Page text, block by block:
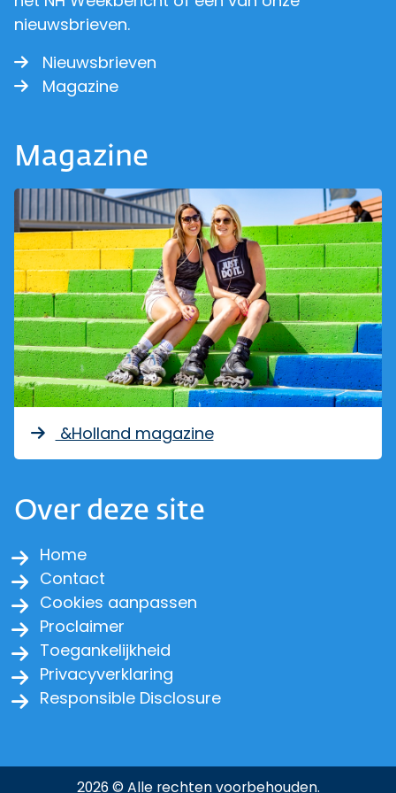
nieuwsbrieven.
Nieuwsbrieven
Magazine
Magazine
&Holland magazine
Over deze site
Home
Contact
Cookies aanpassen
Proclaimer
Toegankelijkheid
Privacyverklaring
Responsible Disclosure
2026 © Alle rechten voorbehouden.